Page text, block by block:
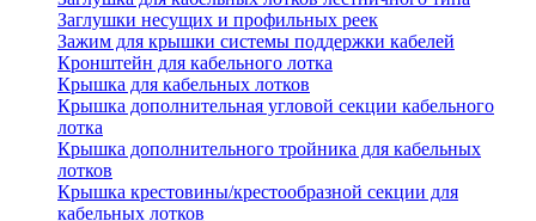
Заглушки несущих и профильных реек
Зажим для крышки системы поддержки кабелей
Кронштейн для кабельного лотка
Крышка для кабельных лотков
Крышка дополнительная угловой секции кабельного
лотка
Крышка дополнительного тройника для кабельных
лотков
Крышка крестовины/крестообразной секции для
кабельных лотков